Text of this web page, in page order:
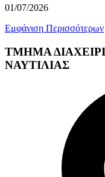
01/07/2026
Εμφάνιση Περισσότερων
ΤΜΗΜΑ
ΝΑΥΤΙΛΙΑΣ